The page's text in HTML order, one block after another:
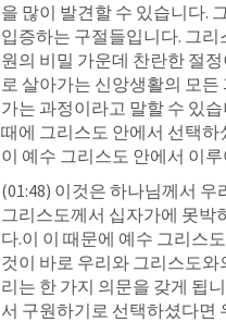
을 많이 발견할 수 있습니다.
입증하는 구절들입니다. 그
원의 비밀 가운데 찬란한 절
로 살아가는 신앙생활의 모
가는 과정이라고 말할 수 있
때에 그리스도 안에서 선택
이 예수 그리스도 안에서 이
(01:48) 이것은 하나님께서
그리스도께서 십자가에 못박
다.이 이 때문에 예수 그리스
것이 바로 우리와 그리스도
리는 한 가지 의문을 갖게 됩
서 구원하기로 선택하셨다면